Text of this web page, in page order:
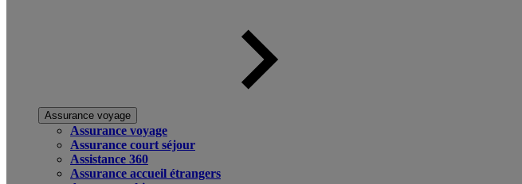
Assurance voyage
Assurance voyage
Assurance court séjour
Assistance 360
Assurance accueil étrangers